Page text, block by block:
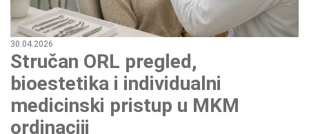
30.04.2026
Stručan ORL pregled,
bioestetika i individualni
medicinski pristup u MKM
ordinaciji